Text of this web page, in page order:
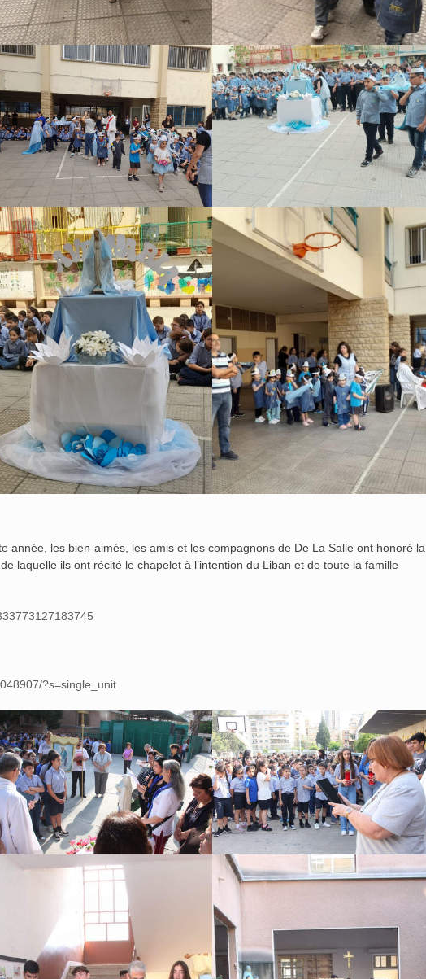
année, les bien-aimés, les amis et les compagnons de De La Salle ont honoré la
laquelle ils ont récité le chapelet à l’intention du Liban et de toute la famille
?s=single_unit